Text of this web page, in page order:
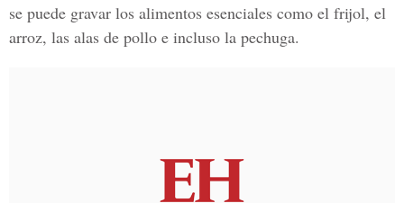
se puede gravar los alimentos esenciales como el frijol, el
arroz, las alas de pollo e incluso la pechuga.